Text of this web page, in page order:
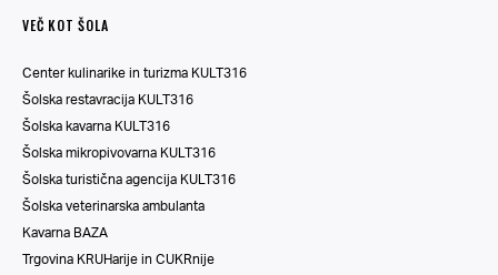
VEČ KOT ŠOLA
Center kulinarike in turizma KULT316
Šolska restavracija KULT316
Šolska kavarna KULT316
Šolska mikropivovarna KULT316
Šolska turistična agencija KULT316
Šolska veterinarska ambulanta
Kavarna BAZA
Trgovina KRUHarije in CUKRnije